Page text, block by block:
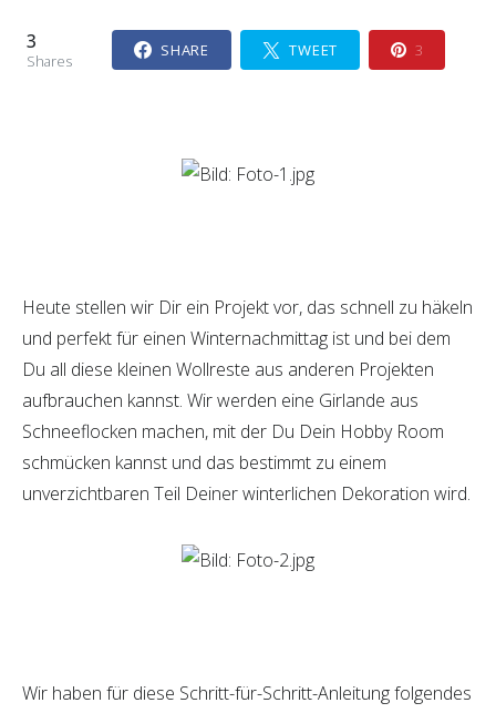
3
Shares
SHARE TWEET 3
Heute stellen wir Dir ein Projekt vor, das schnell zu häkeln
und perfekt für einen Winternachmittag ist und bei dem
Du all diese kleinen Wollreste aus anderen Projekten
aufbrauchen kannst. Wir werden eine Girlande aus
Schneeflocken machen, mit der Du Dein Hobby Room
schmücken kannst und das bestimmt zu einem
unverzichtbaren Teil Deiner winterlichen Dekoration wird.
Wir haben für diese Schritt-für-Schritt-Anleitung folgendes